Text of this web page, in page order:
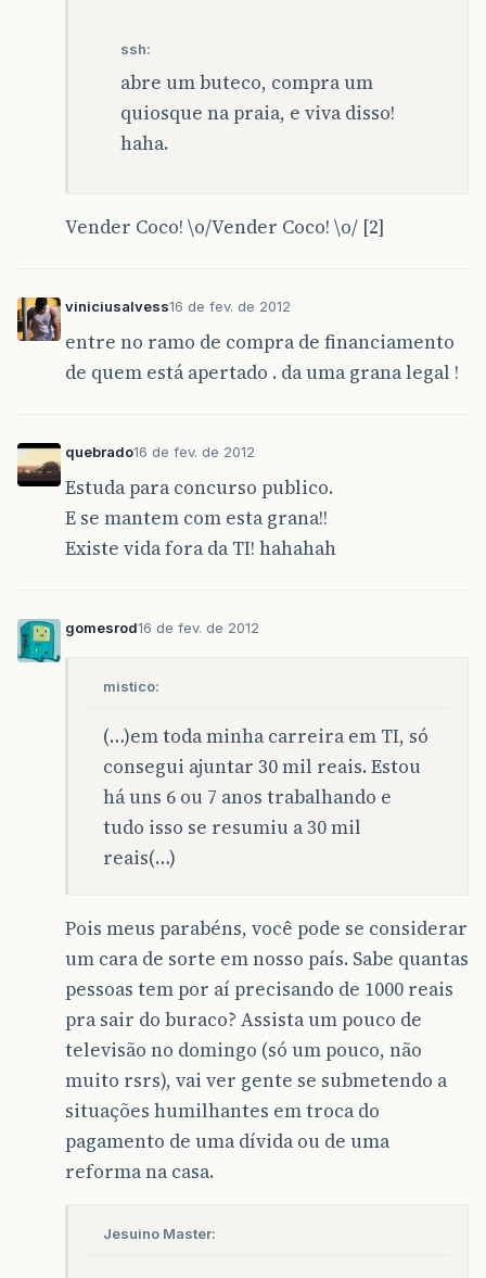
ssh:
abre um buteco, compra um
quiosque na praia, e viva disso!
haha.
Vender Coco! \o/Vender Coco! \o/ [2]
viniciusalvess16 de fev. de 2012
entre no ramo de compra de financiamento
de quem está apertado . da uma grana legal !
quebrado16 de fev. de 2012
Estuda para concurso publico.
E se mantem com esta grana!!
Existe vida fora da TI! hahahah
gomesrod16 de fev. de 2012
mistico:
(…)em toda minha carreira em TI, só
consegui ajuntar 30 mil reais. Estou
há uns 6 ou 7 anos trabalhando e
tudo isso se resumiu a 30 mil
reais(…)
Pois meus parabéns, você pode se considerar
um cara de sorte em nosso país. Sabe quantas
pessoas tem por aí precisando de 1000 reais
pra sair do buraco? Assista um pouco de
televisão no domingo (só um pouco, não
muito rsrs), vai ver gente se submetendo a
situações humilhantes em troca do
pagamento de uma dívida ou de uma
reforma na casa.
Jesuino Master: